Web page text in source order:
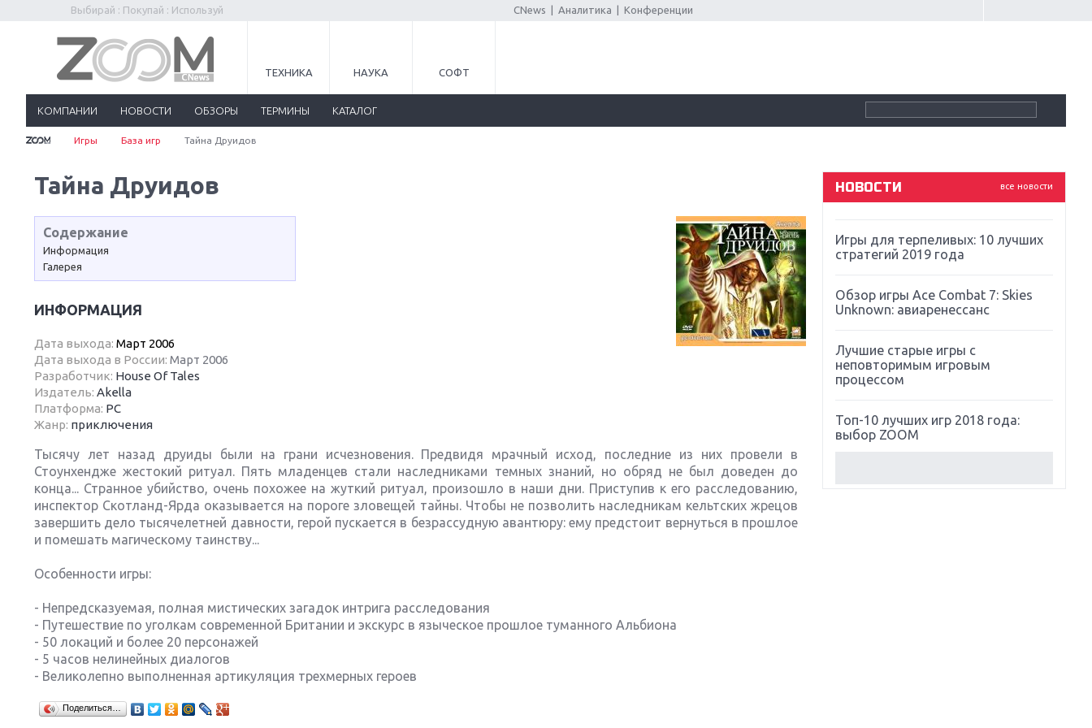
Выбирай : Покупай : Используй CNews Аналитика Конференции
ТЕХНИКА НАУКА СОФТ
КОМПАНИИ НОВОСТИ ОБЗОРЫ ТЕРМИНЫ КАТАЛОГ
Игры База игр Тайна Друидов
Тайна Друидов
Содержание
Информация
Галерея
ИНФОРМАЦИЯ
Дата выхода: Март 2006
Дата выхода в России: Март 2006
Разработчик: House Of Tales
Издатель: Akella
Платформа: PC
Жанр: приключения
Тысячу лет назад друиды были на грани исчезновения. Предвидя мрачный исход, последние из них провели в
Стоунхендже жестокий ритуал. Пять младенцев стали наследниками темных знаний, но обряд не был доведен до
конца... Странное убийство, очень похожее на жуткий ритуал, произошло в наши дни. Приступив к его расследованию,
инспектор Скотланд-Ярда оказывается на пороге зловещей тайны. Чтобы не позволить наследникам кельтских жрецов
завершить дело тысячелетней давности, герой пускается в безрассудную авантюру: ему предстоит вернуться в прошлое
и помешать магическому таинству...
Особенности игры:
- Непредсказуемая, полная мистических загадок интрига расследования
- Путешествие по уголкам современной Британии и экскурс в языческое прошлое туманного Альбиона
- 50 локаций и более 20 персонажей
- 5 часов нелинейных диалогов
- Великолепно выполненная артикуляция трехмерных героев
Поделиться…
все новости
НОВОСТИ
Souls
Far Cry 5: хвалить нельзя ругать
Игры для терпеливых: 10 лучших
стратегий 2019 года
Обзор игры Ace Combat 7: Skies
Unknown: авиаренессанс
Лучшие старые игры с
неповторимым игровым
процессом
Топ-10 лучших игр 2018 года:
выбор ZOOM
Next